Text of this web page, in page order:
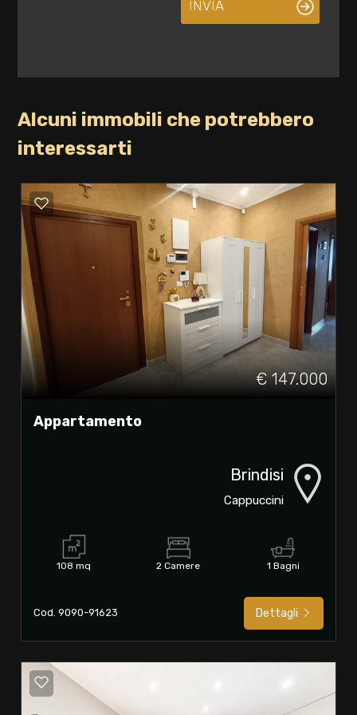
INVIA
Alcuni immobili che potrebbero
interessarti
€ 147.000
Appartamento
Brindisi
Cappuccini
108 mq 2 Camere 1 Bagni
Cod. 9090-91623 Dettagli